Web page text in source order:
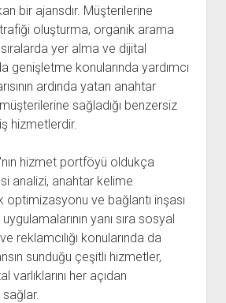
bir ajansdır. Müşterilerine
oluşturma, organik arama
yer alma ve dijital
genişletme konularında yardımcı
ardında yatan anahtar
sağladığı benzersiz
hizmetlerdir.
hizmet portföyü oldukça
analizi, anahtar kelime
optimizasyonu ve bağlantı inşası
yanı sıra sosyal
reklamcılığı konularında da
sunduğu çeşitli hizmetler,
varlıklarını her açıdan